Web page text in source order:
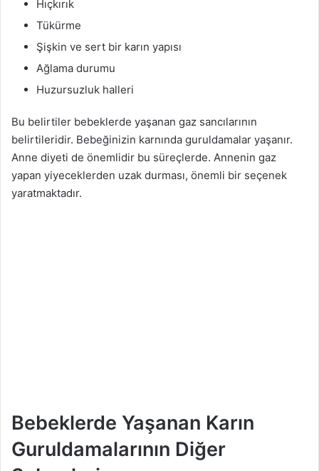
Hıçkırık
Tükürme
Şişkin ve sert bir karın yapısı
Ağlama durumu
Huzursuzluk halleri
Bu belirtiler bebeklerde yaşanan gaz sancılarının
belirtileridir. Bebeğinizin karnında guruldamalar yaşanır.
Anne diyeti de önemlidir bu süreçlerde. Annenin gaz
yapan yiyeceklerden uzak durması, önemli bir seçenek
yaratmaktadır.
Bebeklerde Yaşanan Karın
Guruldamalarının Diğer